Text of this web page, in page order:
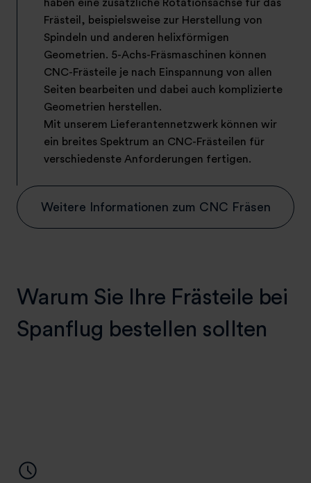
haben eine zusätzliche Rotationsachse für das
Frästeil, beispielsweise zur Herstellung von
Spindeln und anderen helixförmigen
Geometrien. 5-Achs-Fräsmaschinen können
CNC-Frästeile je nach Einspannung von allen
Seiten bearbeiten und dabei auch komplizierte
Geometrien herstellen.
Mit unserem Lieferantennetzwerk können wir
ein breites Spektrum an CNC-Frästeilen für
verschiedenste Anforderungen fertigen.
Weitere Informationen zum CNC Fräsen
Warum Sie Ihre Frästeile bei
Spanflug bestellen sollten